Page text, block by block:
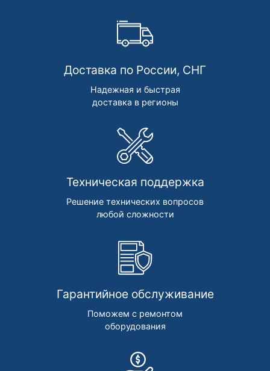
Доставка по России, СНГ
Надежная и быстрая
доставка в регионы
Техническая поддержка
Решение технических вопросов
любой сложности
Гарантийное обслуживание
Поможем с ремонтом
оборудования